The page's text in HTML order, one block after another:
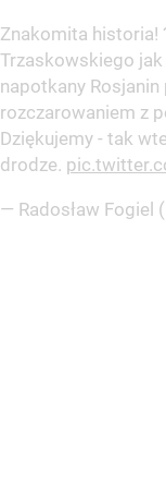
Znakomita historia!
Trzaskowskiego jak
napotkany
rozczarowaniem z
Dziękujemy - tak
drodze.
— Radosław Fogiel